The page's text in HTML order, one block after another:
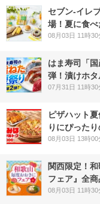
セブン‐イレ
場！夏に食
08月03日 11時30
はま寿司「
弾！漬けホ
07月31日 11時30
ピザハット
りにぴった
08月03日 13時00
関西限定！
フェア』全
08月03日 11時30